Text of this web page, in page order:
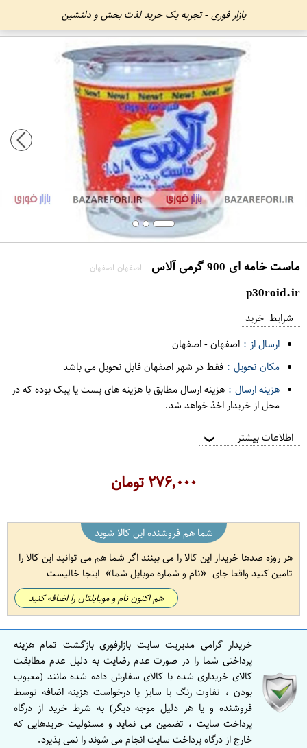
بازار فوری - تجربه یک خرید لذت بخش و دلنشین
ماست خامه ای 900 گرمی آلاس اصفهان اصفهان
p30roid.ir
شرایط خرید
ارسال از : اصفهان-اصفهان
مکان تحویل : فقط در شهر اصفهان قابل تحویل می باشد
هزینه ارسال : هزینه ارسال مطابق با هزینه های پست یا پیک بوده که در
محل از خریدار اخذ خواهد شد.
اطلاعات بیشتر ❯
۲۷۶,۰۰۰تومان
شما هم فروشنده این کالا شوید
هر روزه صدها خریدار این کالا را می بینند اگر شما هم می توانید این کالا را
تامین کنید واقعا جای
نام و شماره موبایل شما اینجا خالیست
هم اکنون نام و موبایلتان را اضافه کنید
خریدار گرامی مدیریت سایت بازارفوری بازگشت تمام هزینه
پرداختی شما را در صورت عدم رضایت به دلیل عدم مطابقت
کالای خریداری شده با کالای سفارش داده شده مانند (معیوب
بودن ، تفاوت رنگ یا سایز یا درخواست هزینه اضافه توسط
فروشنده و یا هر دلیل موجه دیگر) به شرط خرید از درگاه
پرداخت سایت ، تضمین می نماید و مسئولیت خریدهایی که
خارج از درگاه پرداخت سایت انجام می شوند را نمی پذیرد.